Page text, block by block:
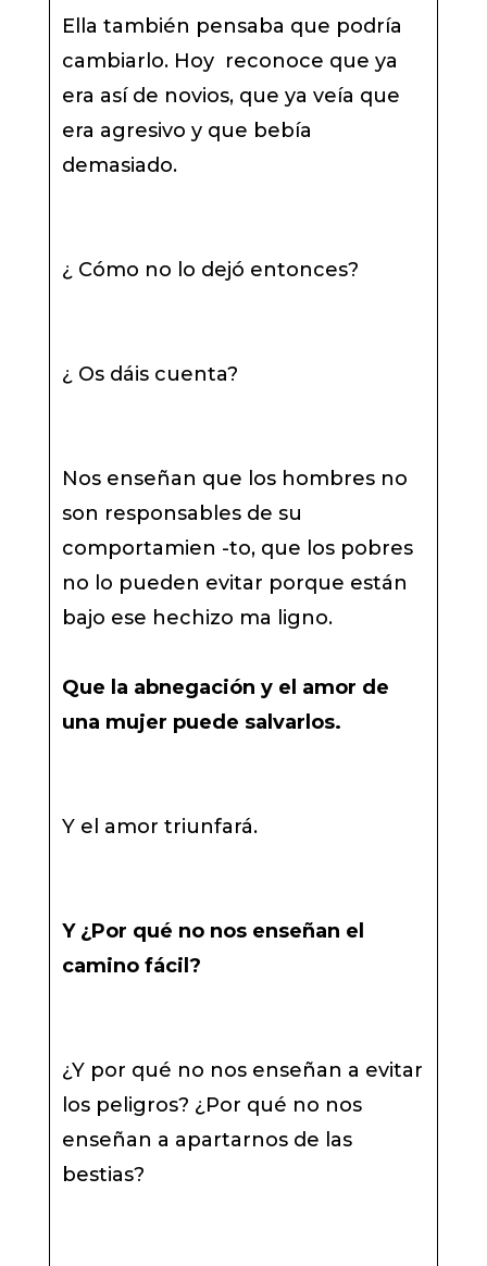
Ella también pensaba que podría
cambiarlo. Hoy reconoce que ya
era así de novios, que ya veía que
era agresivo y que bebía
demasiado.
¿ Cómo no lo dejó entonces?
¿ Os dáis cuenta?
Nos enseñan que los hombres no
son responsables de su
comportamien -to, que los pobres
no lo pueden evitar porque están
bajo ese hechizo ma ligno.
Que la abnegación y el amor de
una mujer puede salvarlos.
Y el amor triunfará.
Y ¿Por qué no nos enseñan el
camino fácil?
¿Y por qué no nos enseñan a evitar
los peligros? ¿Por qué no nos
enseñan a apartarnos de las
bestias?